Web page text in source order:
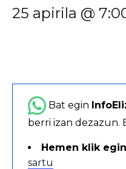
25 apirila @
Bat egin
berri izan dezazun.
Hemen klik
sartu